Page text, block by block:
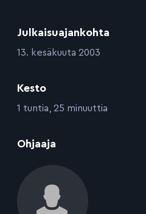
Julkaisuajankohta
:13. kesäkuuta 2003
Kesto
:1 tuntia, 25 minuuttia
Ohjaaja